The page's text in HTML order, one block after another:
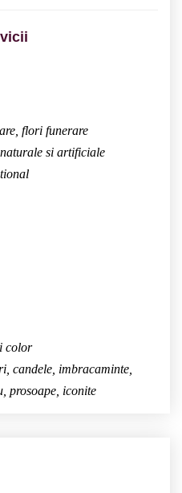
flori funerare
si artificiale
color
candele, imbracaminte,
prosoape, iconite